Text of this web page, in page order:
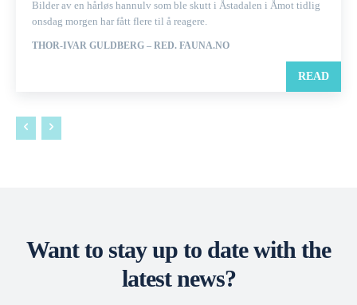
Bilder av en hårløs hannulv som ble skutt i Åstadalen i Åmot tidlig
onsdag morgen har fått flere til å reagere.
THOR-IVAR GULDBERG – RED. FAUNA.NO
READ
Want to stay up to date with the
latest news?